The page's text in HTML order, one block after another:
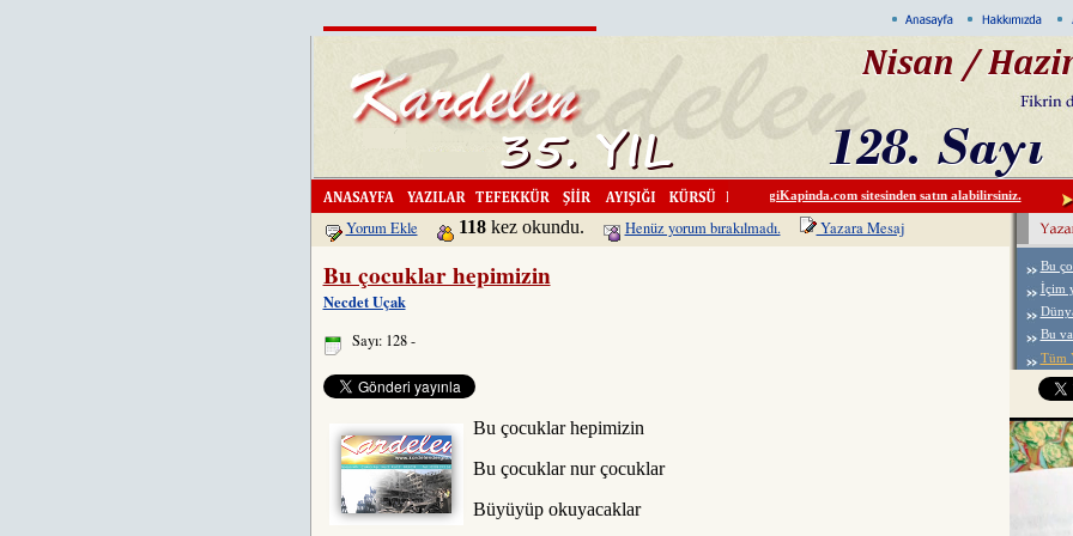
Kardelen'i DergiKapinda.com sitesinden satın alabilirsiniz. Ali
Yorum Ekle 118kez okundu. Henüz yorum bırakılmadı. Yazara Mesaj
Bu çocuklar hepimizin
Necdet Uçak
Sayı: 128 -
Bu çocuklar hepimizin
Bu çocuklar nur çocuklar
Büyüyüp okuyacaklar
Bu
İçim
Bu
Tüm